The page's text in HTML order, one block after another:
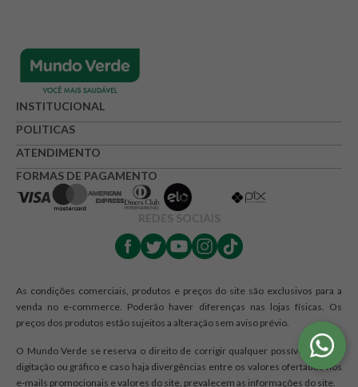
INSTITUCIONAL
POLITICAS
ATENDIMENTO
FORMAS DE PAGAMENTO
REDES SOCIAIS
As condições comerciais, produtos e preços do site são exclusivos para a
venda no e-commerce. Poderão haver diferenças nas lojas físicas. Os
preços dos produtos estão sujeitos a alteração sem aviso prévio.
O Mundo Verde se reserva o direito de corrigir qualquer possível erro de
digitação ou gráfico e caso haja divergências entre os valores ofertados nos
e-mails promocionais e valores do site, prevalecem as informações do site.